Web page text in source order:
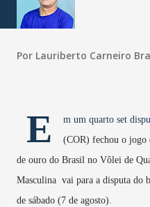
Por Lauriberto Carneiro
E
m um quarto set
(COR) fechou o jogo
de ouro do Brasil no Vôlei de
Masculina vai para a disputa do
de sábado (7 de agosto).